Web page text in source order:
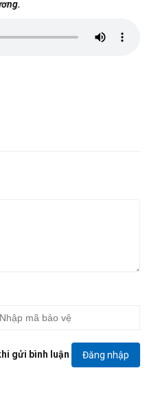
gửi bình luận Đăng nhập